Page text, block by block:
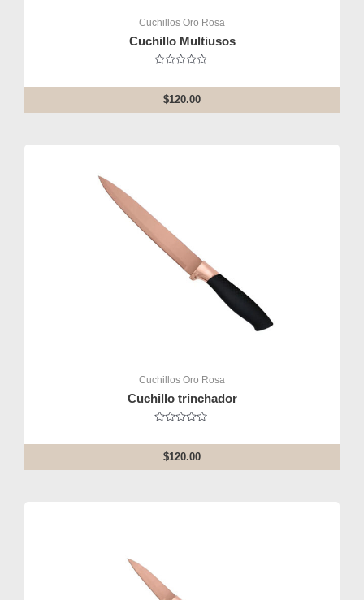
Cuchillos Oro Rosa
Cuchillo Multiusos
out
of
5
$120.00
Cuchillos Oro Rosa
Cuchillo trinchador
out
of
5
$120.00